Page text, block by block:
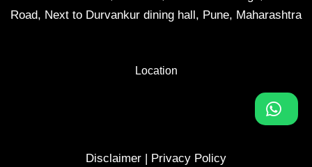
Road, Next to Durvankur dining hall, Pune, Maharashtra
Location
Disclaimer | Privacy Policy